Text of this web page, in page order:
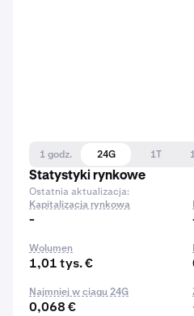
1 godz. 24G 1T
Statystyki rynkowe
Ostatnia aktualizacja:
Kapitalizacja rynkowa
-
Wolumen
1,01 tys. €
Najmniej w ciągu 24G
0,068 €